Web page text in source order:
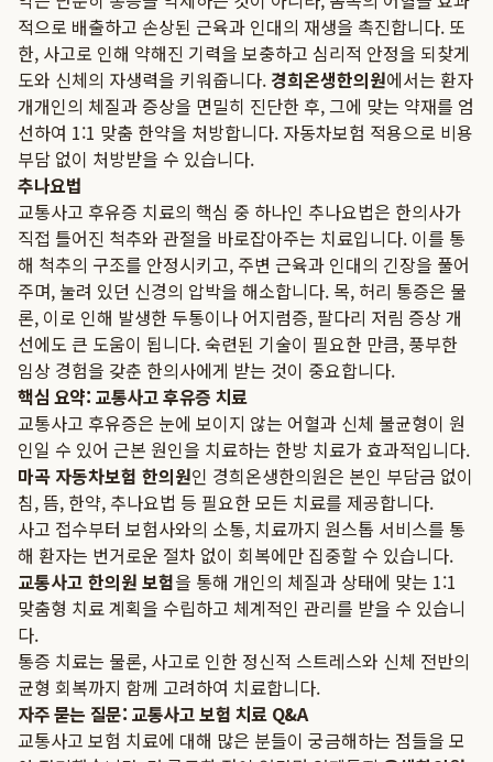
적으로 배출하고 손상된 근육과 인대의 재생을 촉진합니다. 또
한, 사고로 인해 약해진 기력을 보충하고 심리적 안정을 되찾게
도와 신체의 자생력을 키워줍니다. 경희온생한의원에서는 환자
개개인의 체질과 증상을 면밀히 진단한 후, 그에 맞는 약재를 엄
선하여 1:1 맞춤 한약을 처방합니다. 자동차보험 적용으로 비용
부담 없이 처방받을 수 있습니다.
추나요법
교통사고 후유증 치료의 핵심 중 하나인 추나요법은 한의사가
직접 틀어진 척추와 관절을 바로잡아주는 치료입니다. 이를 통
해 척추의 구조를 안정시키고, 주변 근육과 인대의 긴장을 풀어
주며, 눌려 있던 신경의 압박을 해소합니다. 목, 허리 통증은 물
론, 이로 인해 발생한 두통이나 어지럼증, 팔다리 저림 증상 개
선에도 큰 도움이 됩니다. 숙련된 기술이 필요한 만큼, 풍부한
임상 경험을 갖춘 한의사에게 받는 것이 중요합니다.
핵심 요약: 교통사고 후유증 치료
교통사고 후유증은 눈에 보이지 않는 어혈과 신체 불균형이 원
인일 수 있어 근본 원인을 치료하는 한방 치료가 효과적입니다.
마곡 자동차보험 한의원인 경희온생한의원은 본인 부담금 없이
침, 뜸, 한약, 추나요법 등 필요한 모든 치료를 제공합니다.
사고 접수부터 보험사와의 소통, 치료까지 원스톱 서비스를 통
해 환자는 번거로운 절차 없이 회복에만 집중할 수 있습니다.
교통사고 한의원 보험을 통해 개인의 체질과 상태에 맞는 1:1
맞춤형 치료 계획을 수립하고 체계적인 관리를 받을 수 있습니
다.
통증 치료는 물론, 사고로 인한 정신적 스트레스와 신체 전반의
균형 회복까지 함께 고려하여 치료합니다.
자주 묻는 질문: 교통사고 보험 치료 Q&A
교통사고 보험 치료에 대해 많은 분들이 궁금해하는 점들을 모